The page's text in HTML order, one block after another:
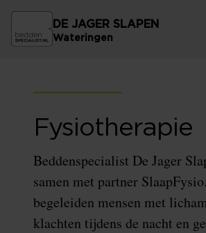
DE JAGER SLAPEN
Wateringen
Fysiotherapie
Beddenspecialist De Jager
samen met partner
begeleiden mensen met
klachten tijdens de nacht en